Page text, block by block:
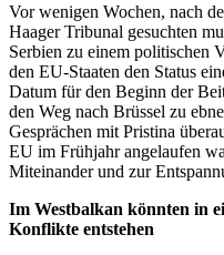
Vor wenigen Wochen, nach
Haager Tribunal gesuchten
Serbien zu einem politischen
den EU-Staaten den Status
Datum für den Beginn der
den Weg nach Brüssel zu
Gesprächen mit Pristina
EU im Frühjahr angelaufen
Miteinander und zur
Im Westbalkan könnten in
Konflikte entstehen